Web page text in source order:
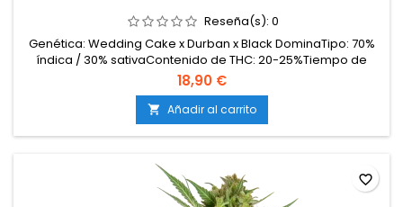
Reseña(s): 0
Genética: Wedding Cake x Durban x Black DominaTipo: 70%
índica / 30% sativaContenido de THC: 20-25%Tiempo de
floración: 8-9 semanas en interiorCosecha en
exterior: Finales de septiembre – principios de
octubreProducción en interior: 500-550 g/m²Producción en
exterior: 600 g/planta o másAltura: 100-140 cm en interior;
hasta 200 cm en...
18,90 €
 Añadir al carrito
favorite_border